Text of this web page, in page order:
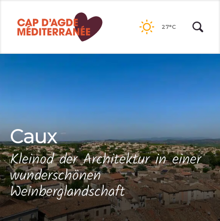
contenu
27°C
Caux
Kleinod der Architektur in einer
wunderschönen
Weinberglandschaft